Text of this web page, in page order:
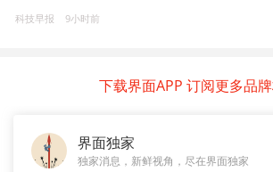
科技早报 9小时前
下载界面APP 订阅更多品
界面独家
独家消息，新鲜视角，尽在界面独家